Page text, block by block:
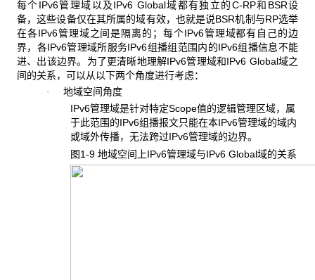
每个IPv6管理域以及IPv6 Global域都有独立的C-RP和BSR设
备，这些设备仅在其所属的域有效，也就是说BSR机制与RP选举
在各IPv6管理域之间是隔离的；每个IPv6管理域都有自己的边
界，各IPv6管理域所服务IPv6组播组范围内的IPv6组播信息不能
进、出该边界。为了更清晰地理解IPv6管理域和IPv6 Global域之
间的关系，可以从以下两个角度进行考虑：
· 地域空间角度
IPv6管理域是针对特定Scope值的逻辑管理区域，属
于此范围的IPv6组播报文只能在本IPv6管理域的域内
或域外传播，无法跨过IPv6管理域的边界。
图1-9 地域空间上IPv6管理域与IPv6 Global域的关系